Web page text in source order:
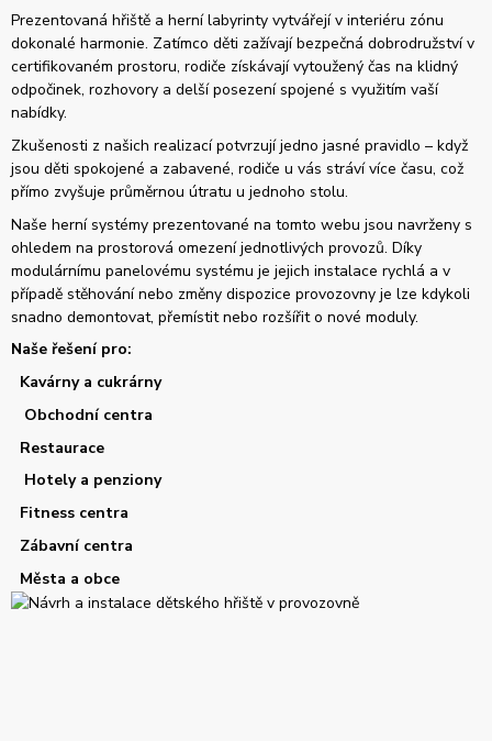
Prezentovaná hřiště a herní labyrinty vytvářejí v interiéru zónu
dokonalé harmonie. Zatímco děti zažívají bezpečná dobrodružství v
certifikovaném prostoru, rodiče získávají vytoužený čas na klidný
odpočinek, rozhovory a delší posezení spojené s využitím vaší
nabídky.
Zkušenosti z našich realizací potvrzují jedno jasné pravidlo – když
jsou děti spokojené a zabavené, rodiče u vás stráví více času, což
přímo zvyšuje průměrnou útratu u jednoho stolu.
Naše herní systémy prezentované na tomto webu jsou navrženy s
ohledem na prostorová omezení jednotlivých provozů. Díky
modulárnímu panelovému systému je jejich instalace rychlá a v
případě stěhování nebo změny dispozice provozovny je lze kdykoli
snadno demontovat, přemístit nebo rozšířit o nové moduly.
Naše řešení pro:
Kavárny a cukrárny
Obchodní centra
Restaurace
Hotely a penziony
Fitness centra
Zábavní centra
Města a obce